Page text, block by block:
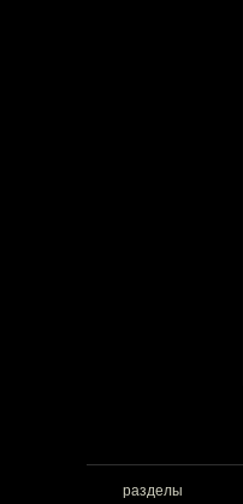
разделы